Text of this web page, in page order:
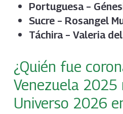
Portuguesa –
Sucre – Rosangel
Táchira – Valeria
¿Quién fue
Venezuela 2025
Universo 2026